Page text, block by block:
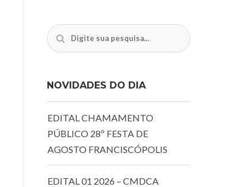
NOVIDADES DO DIA
EDITAL CHAMAMENTO
PÚBLICO 28º FESTA DE
AGOSTO FRANCISCÓPOLIS
EDITAL 01 2026 – CMDCA